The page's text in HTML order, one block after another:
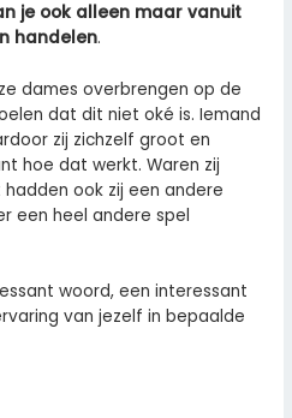
je ook alleen maar vanuit
handelen.
dames overbrengen op de
dat dit niet oké is. Iemand
zij zichzelf groot en
hoe dat werkt. Waren zij
ook zij een andere
een heel andere spel
woord, een interessant
van jezelf in bepaalde